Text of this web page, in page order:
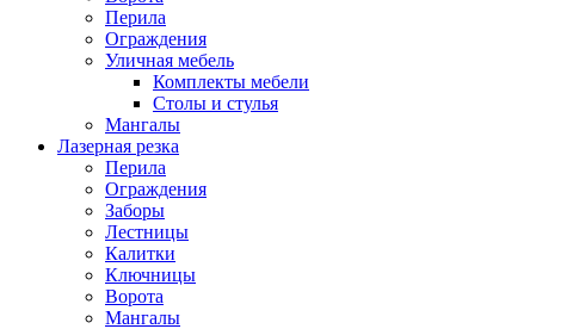
Перила
Ограждения
Уличная мебель
Комплекты мебели
Столы и стулья
Мангалы
Лазерная резка
Перила
Ограждения
Заборы
Лестницы
Калитки
Ключницы
Ворота
Мангалы